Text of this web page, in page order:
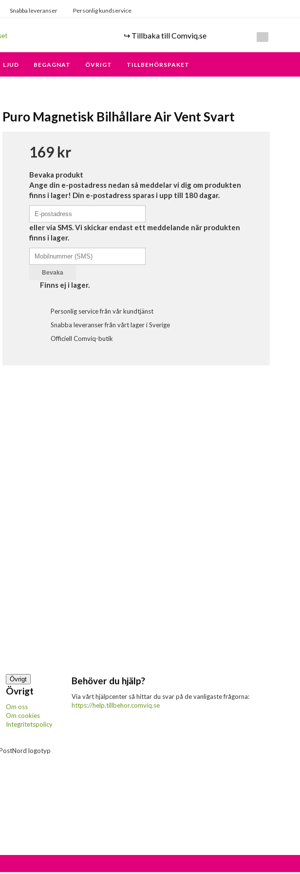
Snabba leveranser Personlig kundservice
↪️ Tillbaka till Comviq.se
LJUD BEGAGNAT ÖVRIGT TILLBEHÖRSPAKET
Puro Magnetisk Bilhållare Air Vent Svart
169 kr
Bevaka produkt
Ange din e-postadress nedan så meddelar vi dig om produkten
finns i lager! Din e-postadress sparas i upp till 180 dagar.
eller via SMS. Vi skickar endast ett meddelande när produkten
finns i lager.
Bevaka
Finns ej i lager.
Personlig service från vår kundtjänst
Snabba leveranser från vårt lager i Sverige
Officiell Comviq-butik
Övrigt
Övrigt
Om oss
Om cookies
Integritetspolicy
Behöver du hjälp?
Via vårt hjälpcenter så hittar du svar på de vanligaste frågorna:
https://help.tillbehor.comviq.se